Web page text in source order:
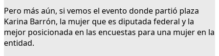
Pero más aún, si vemos el evento donde partió plaza
Karina Barrón, la mujer que es diputada federal y la
mejor posicionada en las encuestas para una mujer en la
entidad.